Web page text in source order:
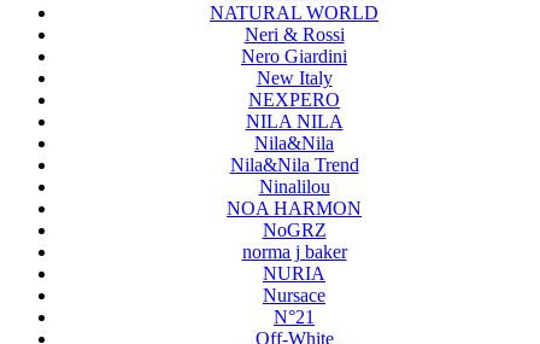
NATURAL WORLD
Neri & Rossi
Nero Giardini
New Italy
NEXPERO
NILA NILA
Nila&Nila
Nila&Nila Trend
Ninalilou
NOA HARMON
NoGRZ
norma j baker
NURIA
Nursace
N°21
Off-White